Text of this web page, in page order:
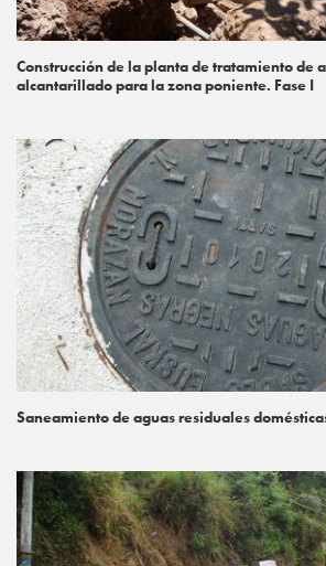
Construcción de la planta de tratamiento de
alcantarillado para la zona poniente. Fase I
Saneamiento de aguas residuales